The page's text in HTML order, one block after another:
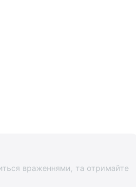
враженнями, та отримайте